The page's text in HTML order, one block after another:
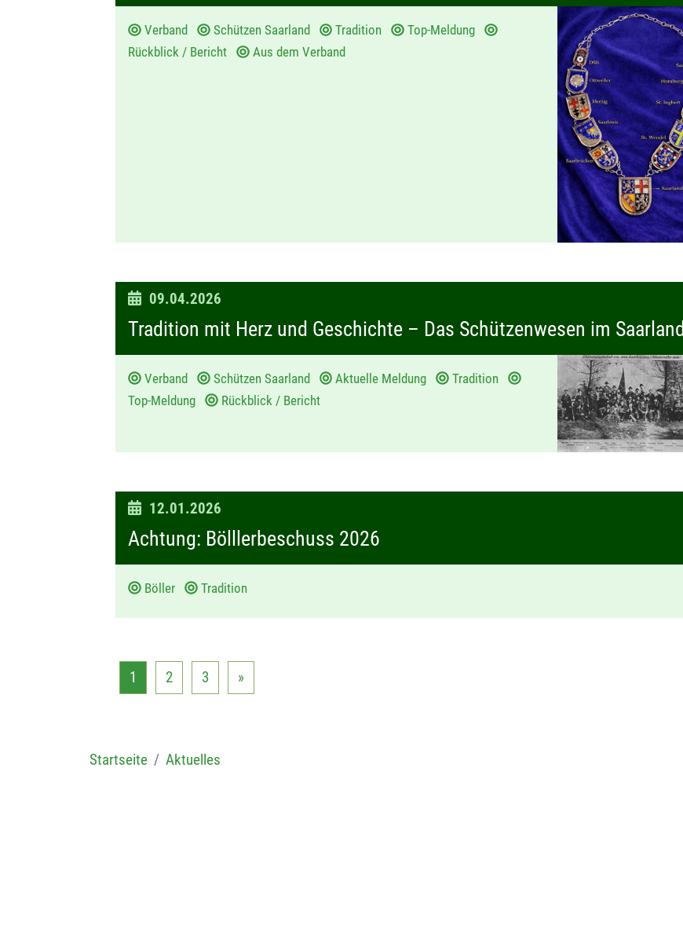
m
:
Verband Schützen Saarland Tradition
Top-Meldung
Rückblick / Bericht
Aus dem Verband
D
t
m
:
09.04.2026
Tradition mit Herz und Geschichte – Das Schützenwesen im Saarland
Verband Schützen Saarland Aktuelle Meldung
Tradition
Top-Meldung
Rückblick / Bericht
D
a
t
m
:
12.01.2026
Achtung: Bölllerbeschuss 2026
Böller Tradition
1 2 3 »
Startseite Aktuelles